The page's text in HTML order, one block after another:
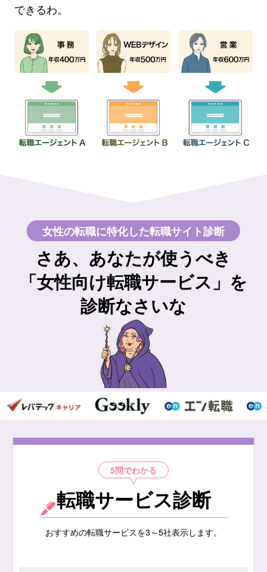
できるわ。
女性の転職に特化した転職サイト診断
さあ、あなたが使うべき
「女性向け転職サービス」を
診断なさいな
5問でわかる
転職サービス診断
おすすめの転職サービスを3～5社表示します。